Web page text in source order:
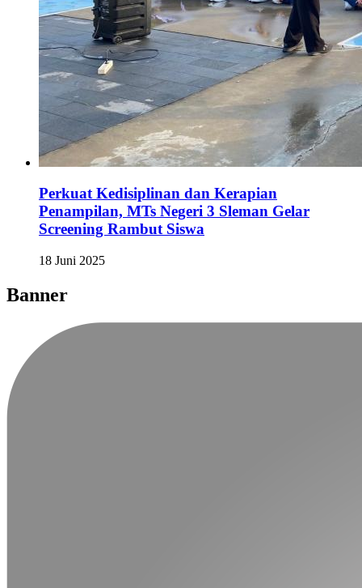
Perkuat Kedisiplinan dan Kerapian
Penampilan, MTs Negeri 3 Sleman Gelar
Screening Rambut Siswa
18 Juni 2025
Banner